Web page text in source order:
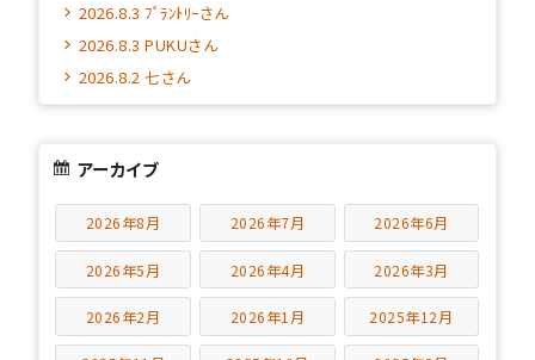
2026.8.3 ﾌﾟﾗﾝﾄﾘｰさん
2026.8.3 PUKUさん
2026.8.2 七さん
アーカイブ
2026年8月 2026年7月 2026年6月
2026年5月 2026年4月 2026年3月
2026年2月 2026年1月 2025年12月